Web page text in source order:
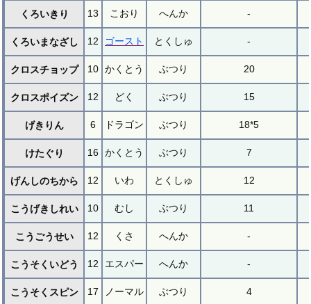
くろいきり 13 こおり へんか -
くろいまなざし 12 ゴースト とくしゅ -
クロスチョップ 10 かくとう ぶつり 20
クロスポイズン 12 どく ぶつり 15
げきりん 6 ドラゴン ぶつり 18*5
けたぐり 16 かくとう ぶつり 7
げんしのちから 12 いわ とくしゅ 12
こうげきしれい 10 むし ぶつり 11
こうごうせい 12 くさ へんか -
こうそくいどう 12 エスパー へんか -
こうそくスピン 17 ノーマル ぶつり 4